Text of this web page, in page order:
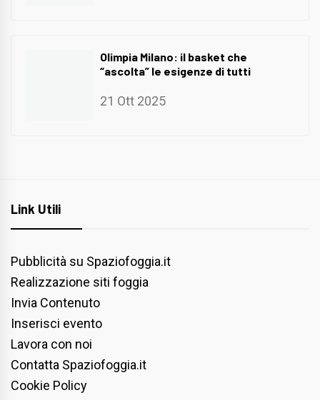
Olimpia Milano: il basket che
“ascolta” le esigenze di tutti
21 Ott 2025
Link Utili
Pubblicità su Spaziofoggia.it
Realizzazione siti foggia
Invia Contenuto
Inserisci evento
Lavora con noi
Contatta Spaziofoggia.it
Cookie Policy